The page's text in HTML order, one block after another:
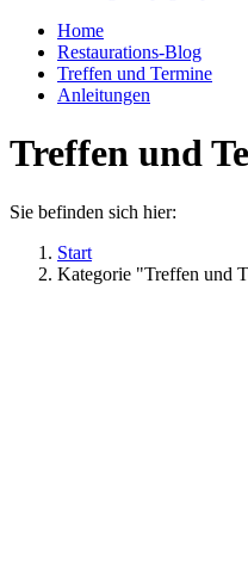
Home
Restaurations-Blog
Treffen und Termine
Anleitungen
Treffen und
Sie befinden sich hier:
Start
Kategorie "Treffen und